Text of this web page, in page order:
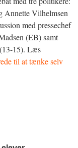
Annette Vilhelmsen
med pressechef
(EB) samt
15). Læs
til at tænke selv